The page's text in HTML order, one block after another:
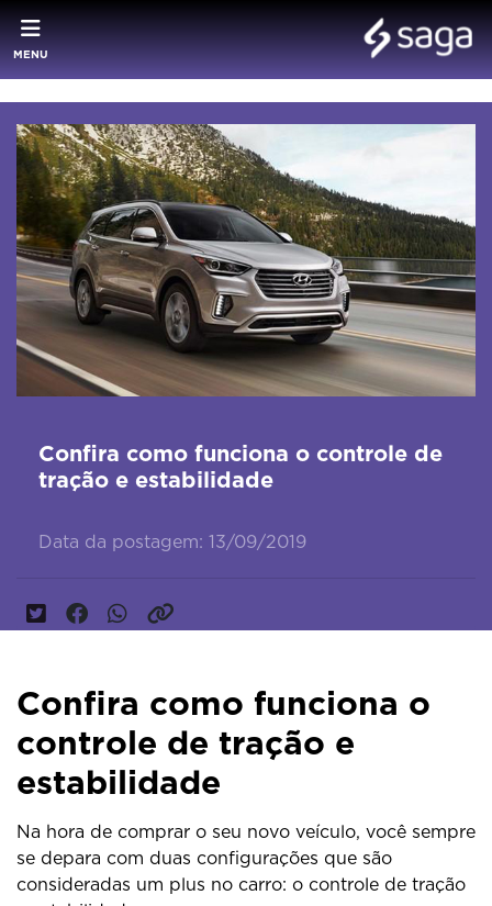
MENU
Confira como funciona o controle de
tração e estabilidade
Data da postagem: 13/09/2019
Confira como funciona o
controle de tração e
estabilidade
Na hora de comprar o seu novo veículo, você sempre
se depara com duas configurações que são
consideradas um plus no carro: o controle de tração